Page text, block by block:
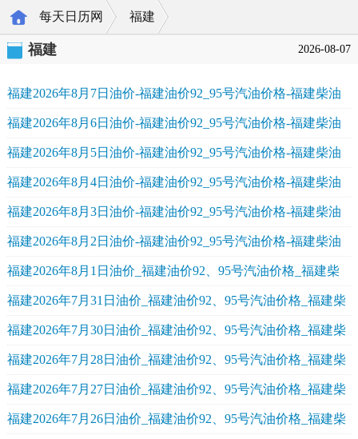
每天日历网 福建
福建 2026-08-07
福建2026年8月7日油价-福建油价92_95号汽油价格-福建柴油
价格
福建2026年8月6日油价-福建油价92_95号汽油价格-福建柴油
价格
福建2026年8月5日油价-福建油价92_95号汽油价格-福建柴油
价格
福建2026年8月4日油价-福建油价92_95号汽油价格-福建柴油
价格
福建2026年8月3日油价-福建油价92_95号汽油价格-福建柴油
价格
福建2026年8月2日油价-福建油价92_95号汽油价格-福建柴油
价格
福建2026年8月1日油价_福建油价92、95号汽油价格_福建柴
油价格
福建2026年7月31日油价_福建油价92、95号汽油价格_福建柴
油价格
福建2026年7月30日油价_福建油价92、95号汽油价格_福建柴
油价格
福建2026年7月28日油价_福建油价92、95号汽油价格_福建柴
油价格
福建2026年7月27日油价_福建油价92、95号汽油价格_福建柴
油价格
福建2026年7月26日油价_福建油价92、95号汽油价格_福建柴